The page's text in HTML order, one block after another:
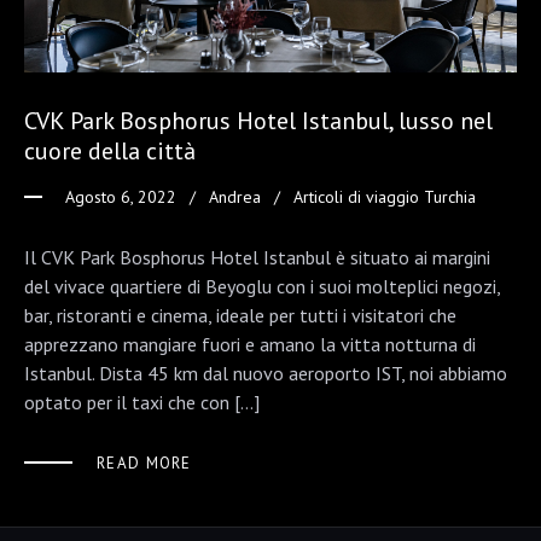
CVK Park Bosphorus Hotel Istanbul, lusso nel
cuore della città
Agosto 6, 2022 Andrea Articoli di viaggio Turchia
Il CVK Park Bosphorus Hotel Istanbul è situato ai margini
del vivace quartiere di Beyoglu con i suoi molteplici negozi,
bar, ristoranti e cinema, ideale per tutti i visitatori che
apprezzano mangiare fuori e amano la vitta notturna di
Istanbul. Dista 45 km dal nuovo aeroporto IST, noi abbiamo
optato per il taxi che con […]
READ MORE